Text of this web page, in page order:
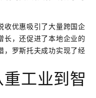
收优惠吸引了大量跨国企
长，还促进了本地企业的
，罗斯托夫成功实现了经
工业到智